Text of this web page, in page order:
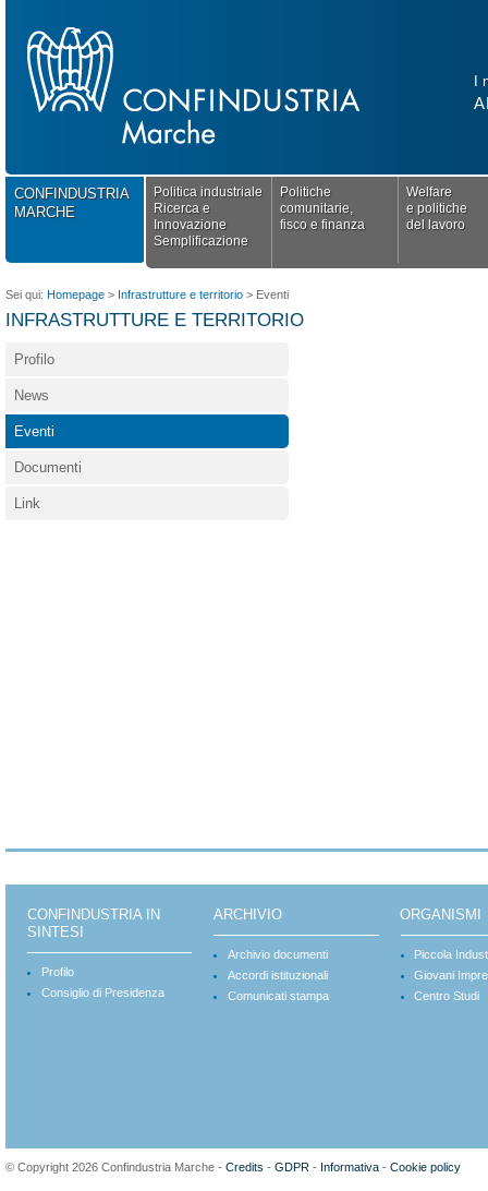
CONFINDUSTRIA
MARCHE
Politica industriale
Ricerca e
Innovazione
Semplificazione
Politiche
comunitarie,
fisco e finanza
Welfare
e politiche
del lavoro
Sei qui: Homepage > Infrastrutture e territorio > Eventi
INFRASTRUTTURE E TERRITORIO
Profilo
News
Eventi
Documenti
Link
CONFINDUSTRIA IN
SINTESI
Profilo
Consiglio di Presidenza
ARCHIVIO
Archivio documenti
Accordi istituzionali
Comunicati stampa
ORGANISMI
Piccola
Giovani
Centro Studi
© Copyright 2026 Confindustria Marche - Credits - GDPR - Informativa - Cookie policy